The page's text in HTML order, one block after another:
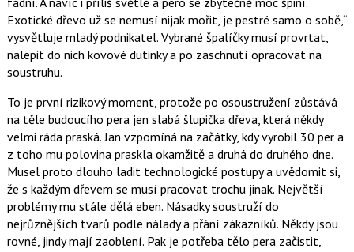
Exotické dřevo už se nemusí nijak mořit, je pestré samo o sobě,
vysvětluje mladý podnikatel. Vybrané špalíčky musí provrtat,
nalepit do nich kovové dutinky a po zaschnutí opracovat na
soustruhu.
To je první rizikový moment, protože po osoustružení zůstává
na těle budoucího pera jen slabá šlupička dřeva, která někdy
velmi ráda praská. Jan vzpomíná na začátky, kdy vyrobil 30 per a
z toho mu polovina praskla okamžitě a druhá do druhého dne.
Musel proto dlouho ladit technologické postupy a uvědomit si,
že s každým dřevem se musí pracovat trochu jinak. Největší
problémy mu stále dělá eben. Násadky soustruží do
nejrůznějších tvarů podle nálady a přání zákazníků. Někdy jsou
rovné, jindy mají zaoblení. Pak je potřeba tělo pera začistit,